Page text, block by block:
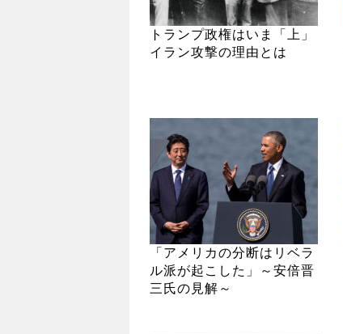
トランプ政権はいま「上」
イラン攻撃の理由とは
「アメリカの分断はリベラ
ル派が起こした」～安倍晋
三氏の見解～